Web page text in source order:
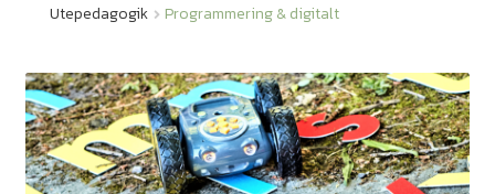
Utepedagogik
Programmering & digitalt